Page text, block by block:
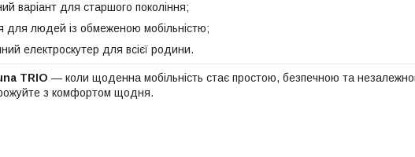
варіант для старшого покоління;
для людей із обмеженою мобільністю;
електроскутер для всієї родини.
TRIO — коли щоденна мобільність стає простою, безпечною та
з комфортом щодня.